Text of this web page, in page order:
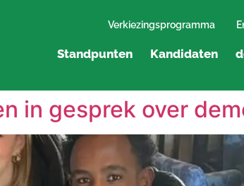
Verkiezingsprogramma
Standpunten Kandidaten
in gesprek over